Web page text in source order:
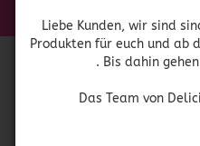
Liebe Kunden, wir sind
Produkten für euch und ab
. Bis dahin
Das Team von
Das Team von